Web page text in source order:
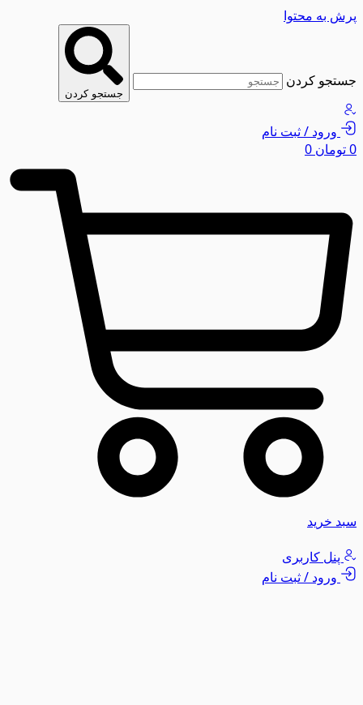
پرش به محتوا
جستجو کردن
جستجو کردن
ورود / ثبت نام
0تومان 0
سبد خرید
پنل کاربری
ورود / ثبت نام